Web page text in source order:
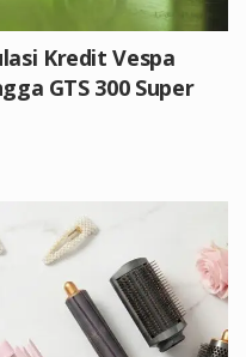
Kredit Vespa
GTS 300 Super